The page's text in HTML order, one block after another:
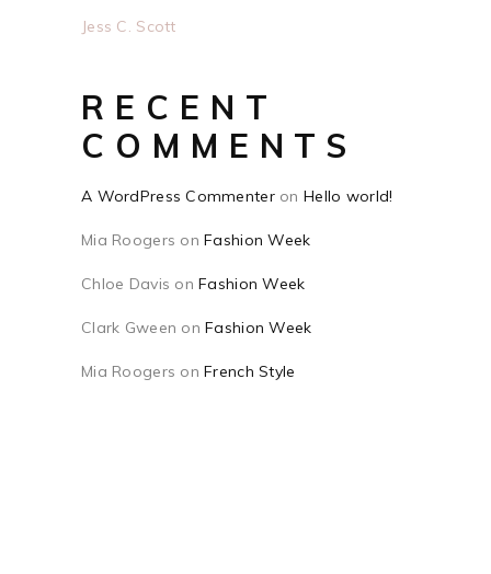
Jess C. Scott
RECENT
COMMENTS
A WordPress CommenteronHello world!
Mia Roogers onFashion Week
Chloe Davis onFashion Week
Clark Gween onFashion Week
Mia Roogers onFrench Style